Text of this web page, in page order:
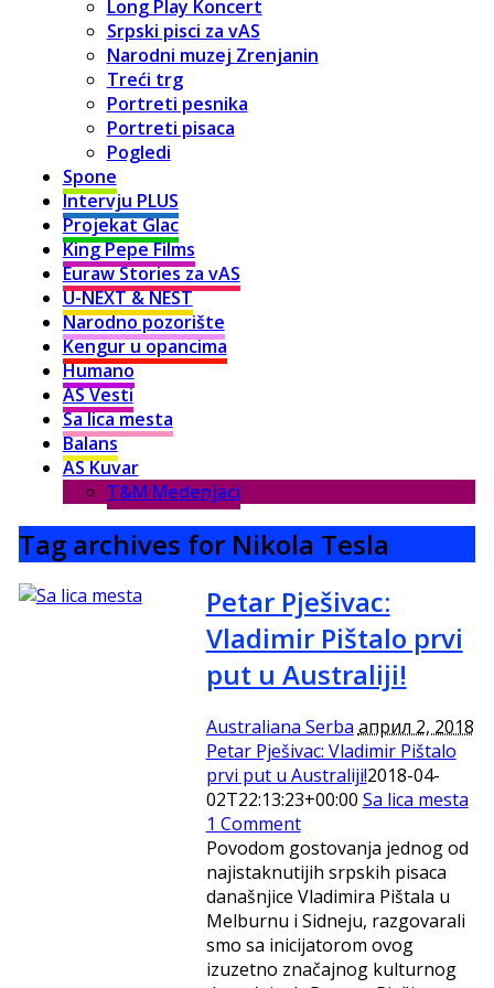
Long Play Koncert
Srpski pisci za vAS
Narodni muzej Zrenjanin
Treći trg
Portreti pesnika
Portreti pisaca
Pogledi
Spone
Intervju PLUS
Projekat Glac
King Pepe Films
Euraw Stories za vAS
U-NEXT & NEST
Narodno pozorište
Kengur u opancima
Humano
AS Vesti
Sa lica mesta
Balans
AS Kuvar
T&M Medenjaci
Tag archives for Nikola Tesla
Petar Pješivac:
Vladimir Pištalo prvi
put u Australiji!
Australiana Serba април 2, 2018
Petar Pješivac: Vladimir Pištalo
prvi put u Australiji!2018-04-
02T22:13:23+00:00 Sa lica mesta
1 Comment
Povodom gostovanja jednog od
najistaknutijih srpskih pisaca
današnjice Vladimira Pištala u
Melburnu i Sidneju, razgovarali
smo sa inicijatorom ovog
izuzetno značajnog kulturnog